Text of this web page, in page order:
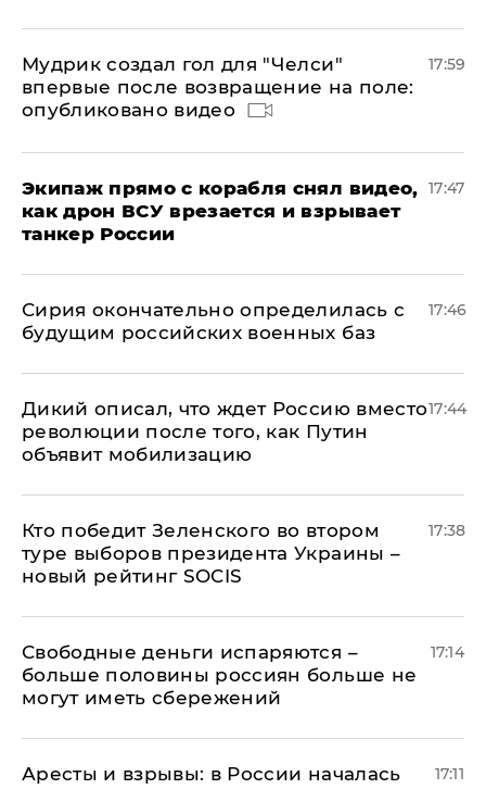
Мудрик создал гол для "Челси"
впервые после возвращение на поле:
опубликовано видео
17:59
Экипаж прямо с корабля снял видео,
как дрон ВСУ врезается и взрывает
танкер России
17:47
Сирия окончательно определилась с
будущим российских военных баз
17:46
Дикий описал, что ждет Россию вместо
революции после того, как Путин
объявит мобилизацию
17:44
Кто победит Зеленского во втором
туре выборов президента Украины –
новый рейтинг SOCIS
17:38
Свободные деньги испаряются –
больше половины россиян больше не
могут иметь сбережений
17:14
Аресты и взрывы: в России началась
17:11